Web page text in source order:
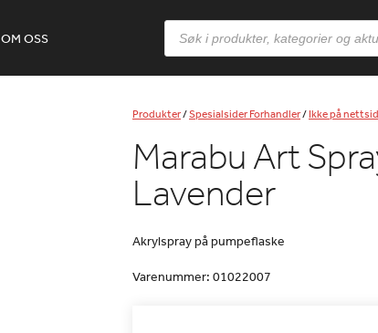
OM OSS
Products
search
Produkter/Spesialsider Forhandler/Ikke på
Marabu Art
Lavender
Akrylspray på pumpeflaske
Varenummer: 01022007